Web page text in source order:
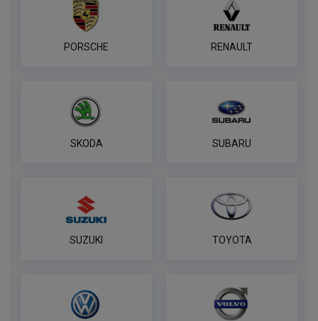
Комплект электропроводки
по запросу
фаркопа Лидер-плюс, универсальный
ПОД ЗАКАЗ ОТ 14 ДНЕЙ
по запросу
PORSCHE RENAULT
SKODA SUBARU
SUZUKI TOYOTA